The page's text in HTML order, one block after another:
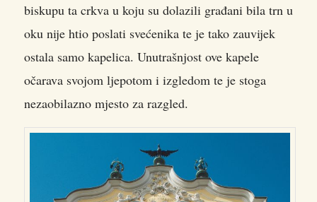
biskupu ta crkva u koju su dolazili građani bila trn u
oku nije htio poslati svećenika te je tako zauvijek
ostala samo kapelica. Unutrašnjost ove kapele
očarava svojom ljepotom i izgledom te je stoga
nezaobilazno mjesto za razgled.